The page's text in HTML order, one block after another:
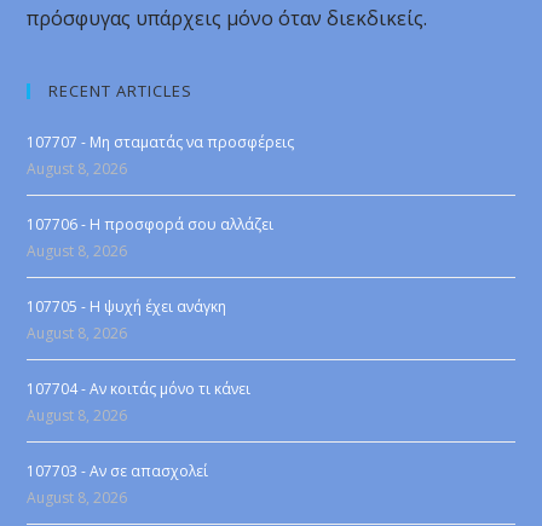
πρόσφυγας υπάρχεις μόνο όταν διεκδικείς.
RECENT ARTICLES
107707 - Μη σταματάς να προσφέρεις
August 8, 2026
107706 - Η προσφορά σου αλλάζει
August 8, 2026
107705 - Η ψυχή έχει ανάγκη
August 8, 2026
107704 - Αν κοιτάς μόνο τι κάνει
August 8, 2026
107703 - Αν σε απασχολεί
August 8, 2026